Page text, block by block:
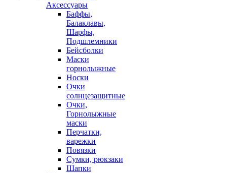
Аксессуары
Баффы,
Балаклавы,
Шарфы,
Подшлемники
Бейсболки
Маски
горнолыжные
Носки
Очки
солнцезащитные
Очки,
Горнолыжные
маски
Перчатки,
варежки
Повязки
Сумки, рюкзаки
Шапки